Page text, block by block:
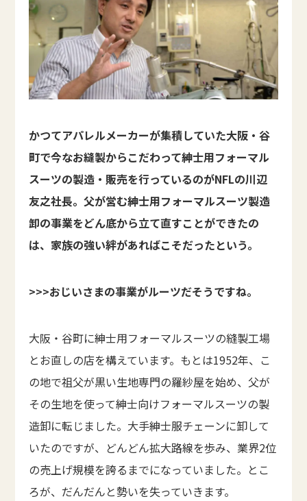
かつてアパレルメーカーが集積していた大阪・谷
町で今なお縫製からこだわって紳士用フォーマル
スーツの製造・販売を行っているのがNFLの川辺
友之社長。父が営む紳士用フォーマルスーツ製造
卸の事業をどん底から立て直すことができたの
は、家族の強い絆があればこそだったという。
>>>おじいさまの事業がルーツだそうですね。
大阪・谷町に紳士用フォーマルスーツの縫製工場
とお直しの店を構えています。もとは1952年、こ
の地で祖父が黒い生地専門の羅紗屋を始め、父が
その生地を使って紳士向けフォーマルスーツの製
造卸に転じました。大手紳士服チェーンに卸して
いたのですが、どんどん拡大路線を歩み、業界2位
の売上げ規模を誇るまでになっていました。とこ
ろが、だんだんと勢いを失っていきます。